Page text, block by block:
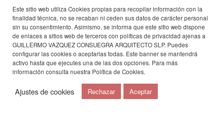
Este sitio web utiliza Cookies propias para recopilar información con la
finalidad técnica, no se recaban ni ceden sus datos de carácter personal
sin su consentimiento. Asimismo, se informa que este sitio web dispone
de enlaces a sitios web de terceros con políticas de privacidad ajenas a
GUILLERMO VAZQUEZ CONSUEGRA ARQUITECTO SLP. Puedes
configurar las cookies o aceptarlas todas. Este banner se mantendrá
activo hasta que ejecutes una de las dos opciones. Para más
información consulta nuestra Política de Cookies.
Ajustes de cookies Rechazar Aceptar